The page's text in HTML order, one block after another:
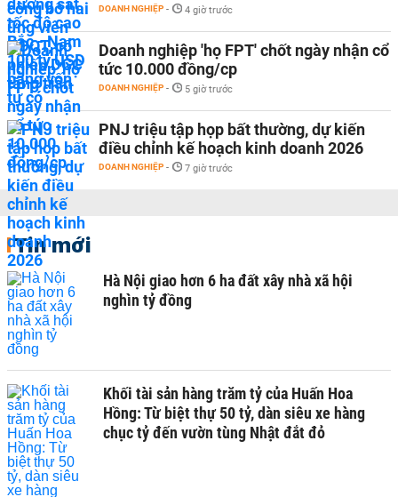
DOANH NGHIỆP - 4 giờ trước
Doanh nghiệp 'họ FPT' chốt ngày nhận cổ
tức 10.000 đồng/cp
DOANH NGHIỆP - 5 giờ trước
PNJ triệu tập họp bất thường, dự kiến
điều chỉnh kế hoạch kinh doanh 2026
DOANH NGHIỆP - 7 giờ trước
Tin mới
Hà Nội giao hơn 6 ha đất xây nhà xã hội
nghìn tỷ đồng
Khối tài sản hàng trăm tỷ của Huấn Hoa
Hồng: Từ biệt thự 50 tỷ, dàn siêu xe hàng
chục tỷ đến vườn tùng Nhật đắt đỏ